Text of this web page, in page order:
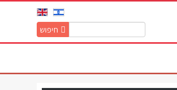
באתר:
חיפוש